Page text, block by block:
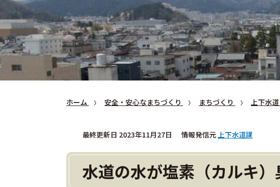
ホーム 安全・安心なまちづくり まちづくり 上下水道
最終更新日 2023年11月27日 情報発信元上下水道課
水道の水が塩素（カルキ）